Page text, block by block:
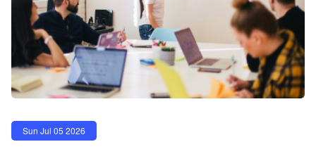
Sun Jul 05 2026